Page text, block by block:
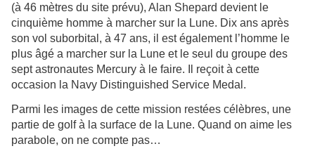
(à 46 mètres du site prévu), Alan Shepard devient le
cinquième homme à marcher sur la Lune. Dix ans après
son vol suborbital, à 47 ans, il est également l’homme le
plus âgé a marcher sur la Lune et le seul du groupe des
sept astronautes Mercury à le faire. Il reçoit à cette
occasion la Navy Distinguished Service Medal.
Parmi les images de cette mission restées célèbres, une
partie de golf à la surface de la Lune. Quand on aime les
parabole, on ne compte pas…